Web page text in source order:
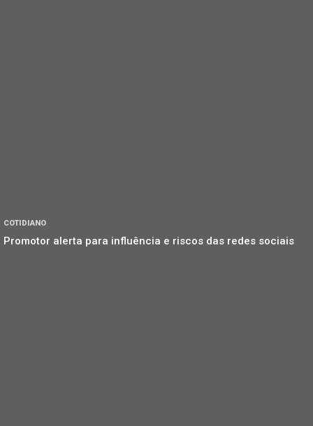
COTIDIANO
Promotor alerta para influência e riscos das redes sociais